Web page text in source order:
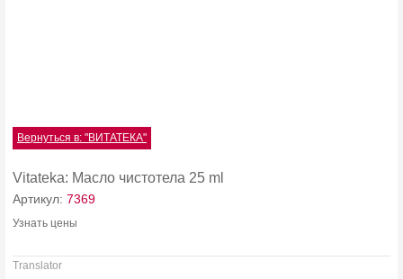
Вернуться в: "ВИТАТЕКА"
Vitateka: Масло чистотела 25 ml
Артикул: 7369
Узнать цены
Translator